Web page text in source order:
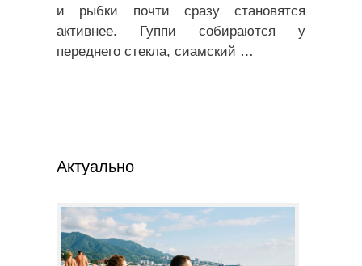
и рыбки почти сразу становятся
активнее. Гуппи собираются у
переднего стекла, сиамский …
Актуально